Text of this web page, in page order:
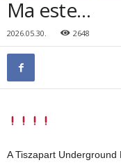
Ma este…
2026.05.30. 2648
A Tiszapart